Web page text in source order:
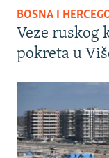
BOSNA I
Veze ruskog
pokreta u